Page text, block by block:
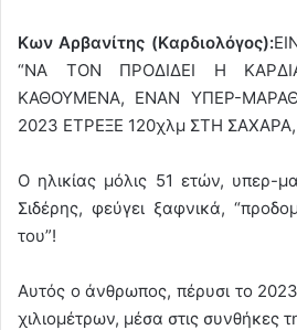
Κων Αρβανίτης (Kαρδιολόγος):
“ΝΑ ΤΟΝ ΠΡΟΔΙΔΕΙ Η
ΚΑΘΟΥΜΕΝΑ, ΕΝΑΝ ΥΠΕΡ-
2023 ΕΤΡΕΞΕ 120χλμ ΣΤΗ ΣΑΧΑΡΑ,
Ο ηλικίας μόλις 51 ετών, υπερ-
Σιδέρης, φεύγει ξαφνικά,
του”!
Αυτός ο άνθρωπος, πέρυσι το
χιλιομέτρων, μέσα στις συνθήκες